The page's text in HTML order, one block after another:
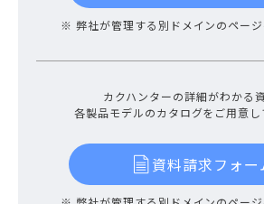
※ 弊社が管理する別ドメインのページ
カクハンターの詳細がわかる資
各製品モデルのカタログをご用意し
資料請求フォー